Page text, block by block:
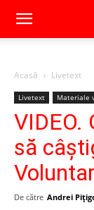
Acasă Livetext
Livetext Materiale
VIDEO.
să
De către Andrei